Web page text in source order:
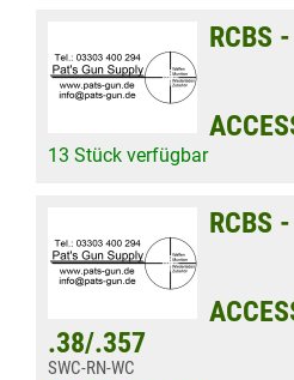
RCBS -
13 Stück verfügbar
RCBS -
.38/.357
SWC-RN-WC